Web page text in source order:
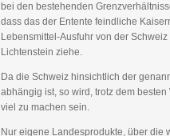
bei den bestehenden
dass das der Entente feindliche
Lebensmittel-Ausfuhr von der
Lichtenstein ziehe.
Da die Schweiz hinsichtlich der
abhängig ist, so wird, trotz dem
viel zu machen sein.
Nur eigene Landesprodukte, über die